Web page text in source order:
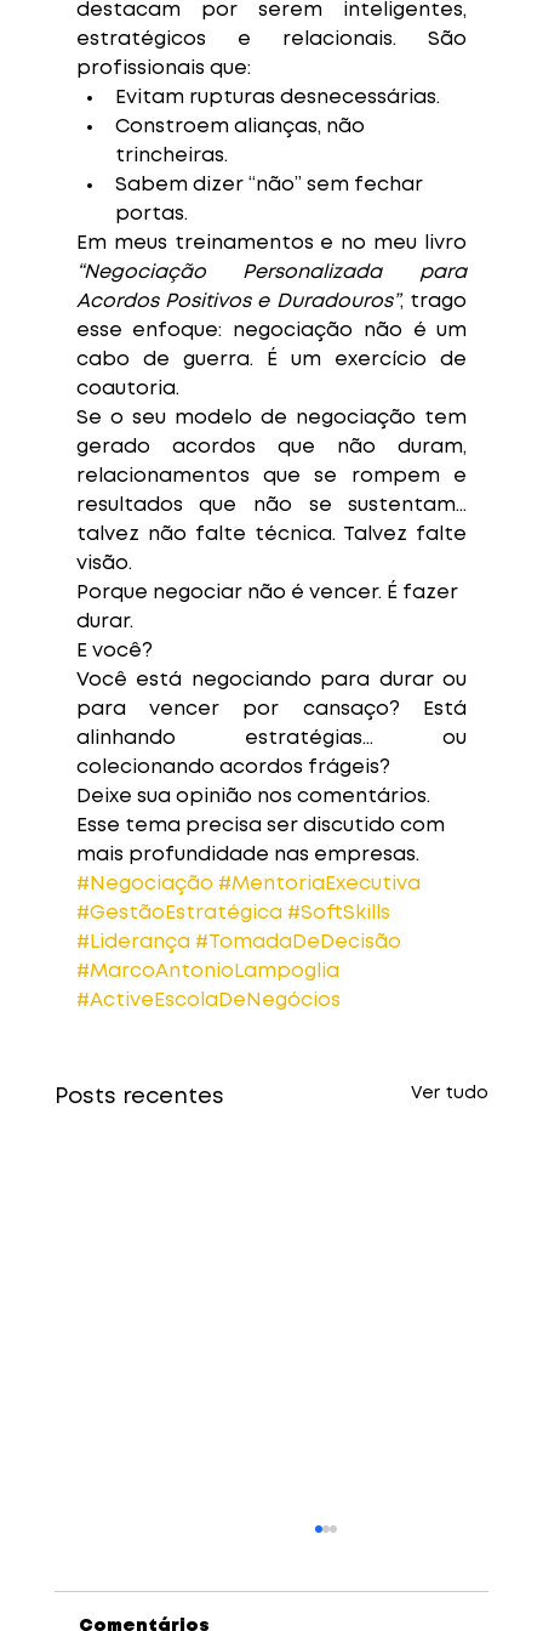
destacam por serem inteligentes,
estratégicos e relacionais. São
profissionais que:
Evitam rupturas desnecessárias.
Constroem alianças, não
trincheiras.
Sabem dizer “não” sem fechar
portas.
“Negociação Personalizada para
Acordos Positivos e Duradouros”, trago
esse enfoque: negociação não é um
cabo de guerra. É um exercício de
coautoria.
Se o seu modelo de negociação tem
gerado acordos que não duram,
relacionamentos que se rompem e
resultados que não se sustentam…
talvez não falte técnica. Talvez falte
visão.
Porque negociar não é vencer. É fazer
durar.
E você?
Você está negociando para durar ou
para vencer por cansaço? Está
alinhando estratégias… ou
colecionando acordos frágeis?
Deixe sua opinião nos comentários.
Esse tema precisa ser discutido com
mais profundidade nas empresas.
#Negociação #MentoriaExecutiva
#GestãoEstratégica #SoftSkills
#Liderança #TomadaDeDecisão
#MarcoAntonioLampoglia
#ActiveEscolaDeNegócios
Posts recentes Ver tudo
Comentários